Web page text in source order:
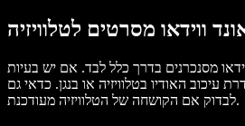
וידאו מסנכרנים בדרך כלל לבד. אם יש בעיות
עיכוב האודיו בטלוויזיה או בנגן. כדאי גם
לבדוק אם הקושחה של הטלוויזיה מעודכנת.